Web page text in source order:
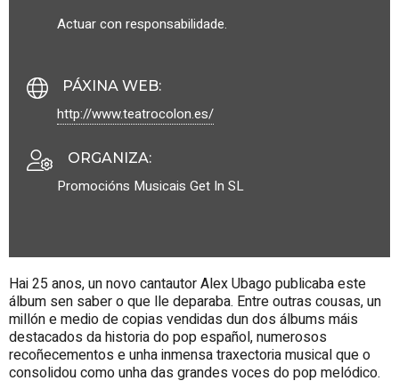
Actuar con responsabilidade.
PÁXINA WEB:
http://www.teatrocolon.es/
ORGANIZA:
Promocións Musicais Get In SL
Hai 25 anos, un novo cantautor Alex Ubago publicaba este
álbum sen saber o que lle deparaba. Entre outras cousas, un
millón e medio de copias vendidas dun dos álbums máis
destacados da historia do pop español, numerosos
recoñecementos e unha inmensa traxectoria musical que o
consolidou como unha das grandes voces do pop melódico.